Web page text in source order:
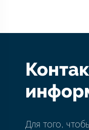
Для того,